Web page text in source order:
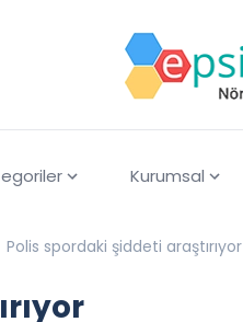
Kurumsal
Polis spordaki şiddeti araştırıyor